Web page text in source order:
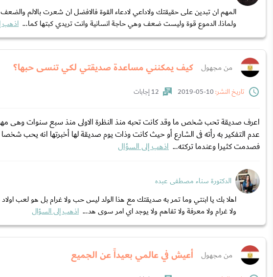
المهم ان تبدين على حقيقتك ولاداعي لادعاء القوة فالافضل ان شعرت بالالم
ولماذا. الدموع قوة وليست ضعف وهي حاجة انسانية وانت تريدي كبتها كما... اذهب
من مجهول كيف يمكنني مساعدة صديقتي لكي تنسى حبها؟
تاريخ النشر:
12 إجابات
اعرف صديقة تحب شخص ما وقد كانت تحبه منذ النظرة الاولى منذ سبع سنوات وهى
عدم التفكير به رأته فى الشارع أو حيث كانت وذات يوم صديقة لها أخبرتها انه يحب
فصدمت كثيرا وعندما تركته... اذهب إلى السؤال
الدكتورة سناء مصطفى عبده
اهلا بك يا ابنتي وما تمر به صديقتك مع هذا الولد ليس حب ولا غرام بل هو لعب
ولا غرام ولا معرفة ولا تفاهم ولا يوجد اي امر سوى هد... اذهب إلى السؤال
من مجهول أعيش في عالمي بعيداً عن الجميع